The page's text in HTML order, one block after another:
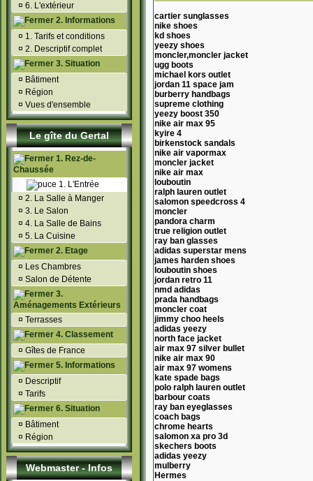
¤ 6. L'extérieur
2. Informations
¤ 1. Tarifs et conditions
¤ 2. Descriptif complet
3. Situation
¤ Bâtiment
¤ Région
¤ Vues d'ensemble
Le gîte du Gertal
1. Rez-de-
Chaussée
1. L'Entrée
¤ 2. La Salle à Manger
¤ 3. Le Salon
¤ 4. La Salle de Bains
¤ 5. La Cuisine
2. Etage
¤ Les Chambres
¤ Salon de Détente
3.
Aménagements Extérieurs
¤ Terrasses
4. Classement
¤ Gîtes de France
5. Informations
¤ Descriptif
¤ Tarifs
6. Situation
¤ Bâtiment
¤ Région
Webmaster - Infos
cartier sunglasses
nike shoes
kd shoes
yeezy shoes
moncler,moncler jacket
ugg boots
michael kors outlet
jordan 11 space jam
burberry handbags
supreme clothing
yeezy boost 350
nike air max 95
kyire 4
birkenstock sandals
nike air vapormax
moncler jacket
nike air max
louboutin
ralph lauren outlet
salomon speedcross 4
moncler
pandora charm
true religion outlet
ray ban glasses
adidas superstar mens
james harden shoes
louboutin shoes
jordan retro 11
nmd adidas
prada handbags
moncler coat
jimmy choo heels
adidas yeezy
north face jacket
air max 97 silver bullet
nike air max 90
air max 97 womens
kate spade bags
polo ralph lauren outlet
barbour coats
ray ban eyeglasses
coach bags
chrome hearts
salomon xa pro 3d
skechers boots
adidas yeezy
mulberry
Hermes